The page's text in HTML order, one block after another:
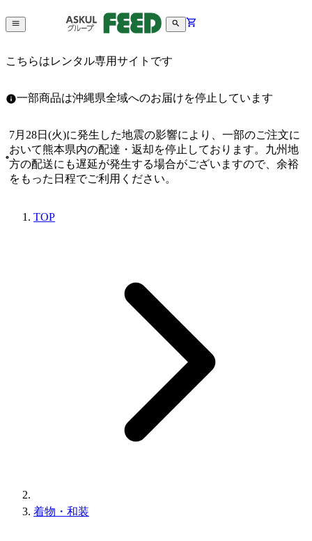
こちらはレンタル専用サイトです
一部商品は沖縄県全域へのお届けを停止しています
7月28日(火)に発生した地震の影響により、一部のご注文に
おいて熊本県内の配達・返却を停止しております。九州地
方の配送にも遅延が発生する場合がございますので、余裕
をもった日程でご利用ください。
TOP
着物・和装